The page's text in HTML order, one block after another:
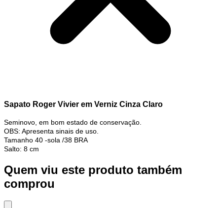
Sapato Roger Vivier em Verniz Cinza Claro
Seminovo, em bom estado de conservação.
OBS: Apresenta sinais de uso.
Tamanho 40 -sola /38 BRA
Salto: 8 cm
Quem viu este produto também
comprou